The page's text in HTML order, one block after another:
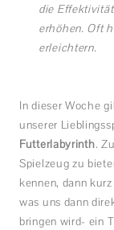
die
erhöhen. Oft
erleichtern.
In dieser Woche
unserer
Futterlabyrinth.
Spielzeug zu
kennen, dann
was uns dann
bringen wird- ein